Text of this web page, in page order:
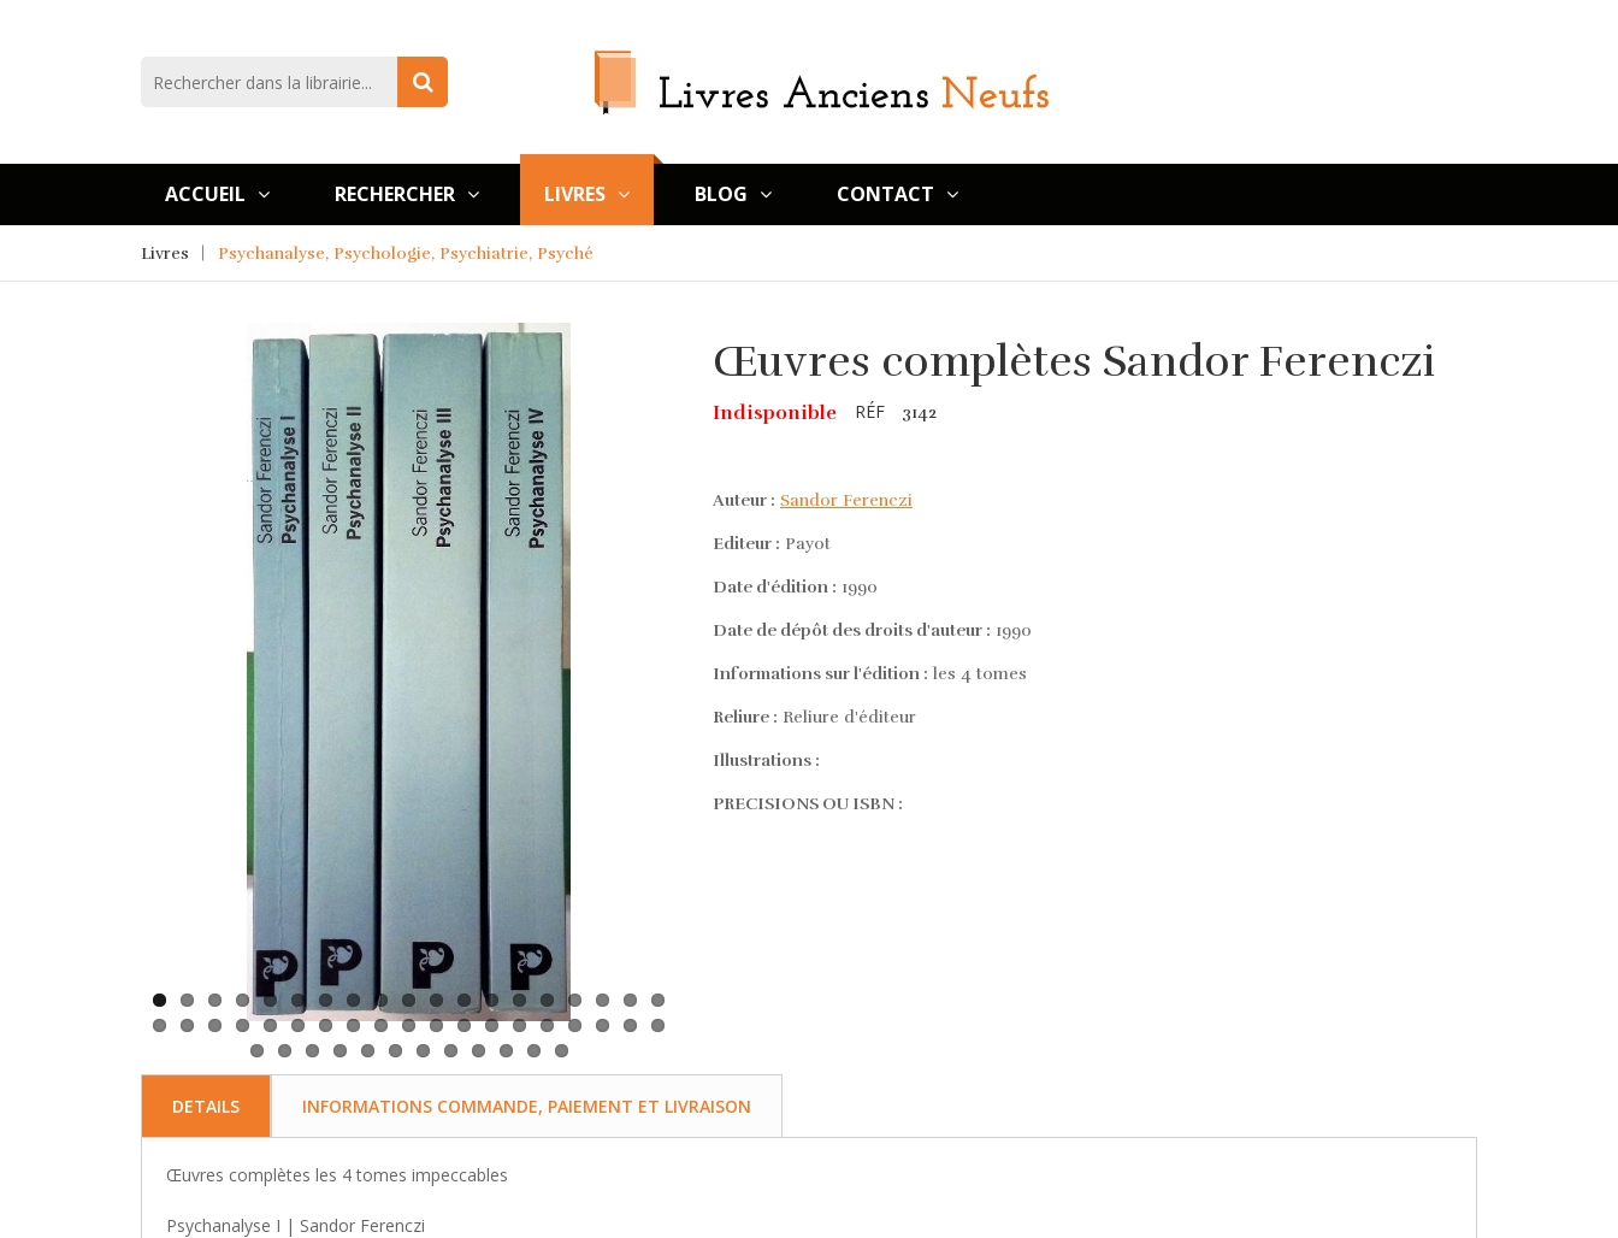
ACCUEIL RECHERCHER LIVRES BLOG CONTACT
Livres Psychanalyse, Psychologie, Psychiatrie, Psyché
Œuvres complètes Sandor Ferenczi
Indisponible RÉF 3142
Auteur : Sandor Ferenczi
Editeur : Payot
Date d'édition : 1990
Date de dépôt des droits d'auteur : 1990
Informations sur l'édition : les 4 tomes
Reliure : Reliure d'éditeur
Illustrations :
PRECISIONS OU ISBN :
DETAILS INFORMATIONS COMMANDE, PAIEMENT ET LIVRAISON
Œuvres complètes les 4 tomes impeccables
Psychanalyse I | Sandor Ferenczi